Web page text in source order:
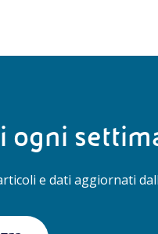
ogni
e dati aggiornati